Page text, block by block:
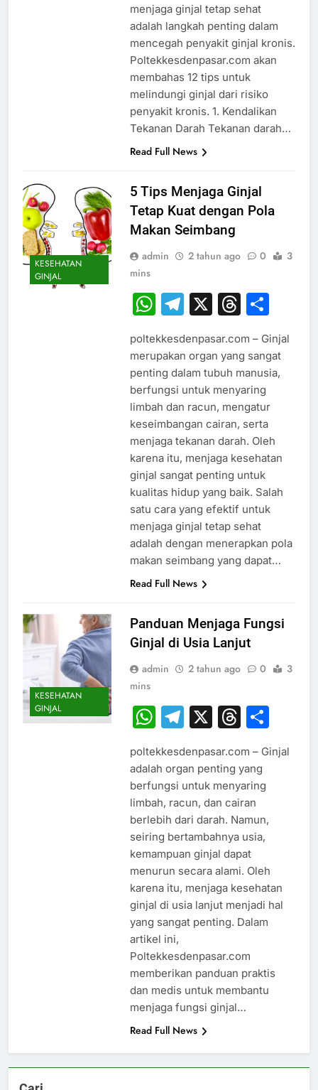
menjaga ginjal tetap sehat
adalah langkah penting dalam
mencegah penyakit ginjal kronis.
Poltekkesdenpasar.com akan
membahas 12 tips untuk
melindungi ginjal dari risiko
penyakit kronis. 1. Kendalikan
Tekanan Darah Tekanan darah…
Read Full News
KESEHATAN
GINJAL
5 Tips Menjaga Ginjal
Tetap Kuat dengan Pola
Makan Seimbang
admin 2 tahun ago 0
3
mins
WhatsApp
Telegram
X
poltekkesdenpasar.com – Ginjal
merupakan organ yang sangat
penting dalam tubuh manusia,
berfungsi untuk menyaring
limbah dan racun, mengatur
keseimbangan cairan, serta
menjaga tekanan darah. Oleh
karena itu, menjaga kesehatan
ginjal sangat penting untuk
kualitas hidup yang baik. Salah
satu cara yang efektif untuk
menjaga ginjal tetap sehat
adalah dengan menerapkan pola
makan seimbang yang dapat…
Read Full News
KESEHATAN
GINJAL
Panduan Menjaga Fungsi
Ginjal di Usia Lanjut
admin 2 tahun ago 0
3
mins
WhatsApp
Telegram
X
poltekkesdenpasar.com – Ginjal
adalah organ penting yang
berfungsi untuk menyaring
limbah, racun, dan cairan
berlebih dari darah. Namun,
seiring bertambahnya usia,
kemampuan ginjal dapat
menurun secara alami. Oleh
karena itu, menjaga kesehatan
ginjal di usia lanjut menjadi hal
yang sangat penting. Dalam
artikel ini,
Poltekkesdenpasar.com
memberikan panduan praktis
dan medis untuk membantu
menjaga fungsi ginjal…
Read Full News